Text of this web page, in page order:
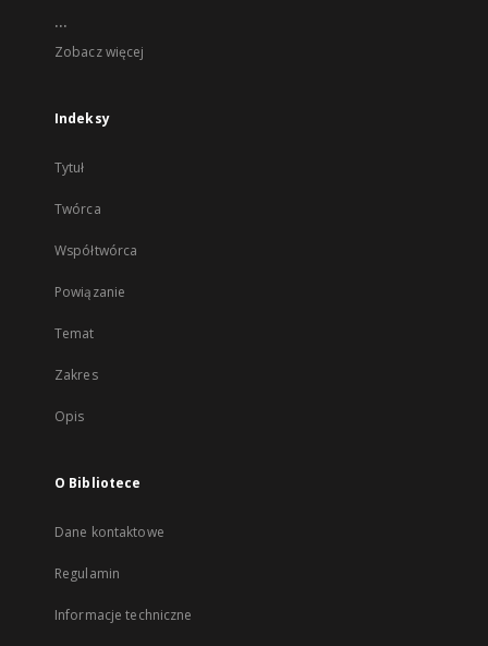
...
Zobacz więcej
Indeksy
Tytuł
Twórca
Współtwórca
Powiązanie
Temat
Zakres
Opis
O Bibliotece
Dane kontaktowe
Regulamin
Informacje techniczne